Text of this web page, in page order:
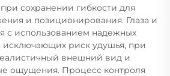
сохранении гибкости для
и позиционирования. Глаза и
с использованием надежных
исключающих риск удушья, при
внешний вид и
ощущения. Процесс контроля